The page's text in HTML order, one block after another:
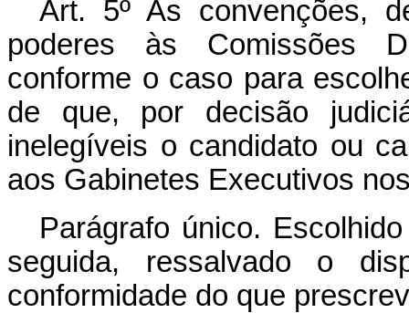
Art. 5º As convenções,
poderes às Comissões
conforme o caso para
de que, por decisão
inelegíveis o candidato ou
aos Gabinetes Executivos
Parágrafo único.
seguida, ressalvado o
conformidade do que